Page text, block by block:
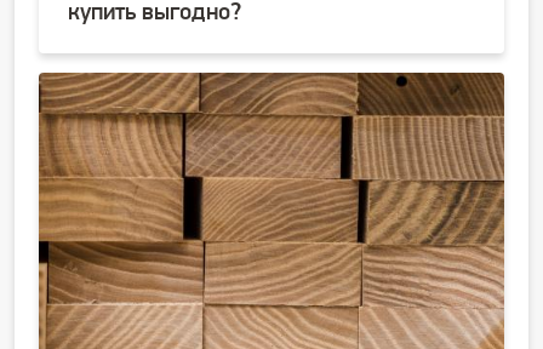
купить выгодно?